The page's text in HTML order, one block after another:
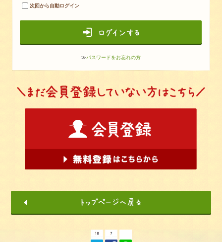
次回から自動ログイン
≫パスワードをお忘れの方